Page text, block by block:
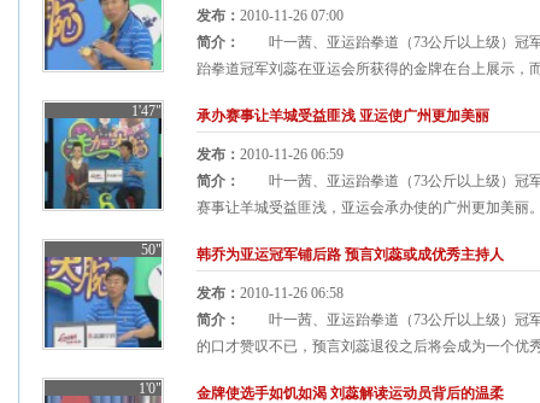
发布： 2010-11-26 07:00
简介：
叶一茜、亚运跆拳道（73公斤以上级）冠
跆拳道冠军刘蕊在亚运会所获得的金牌在台上展示，
1'47" 承办赛事让羊城受益匪浅 亚运使广州更加美丽
发布： 2010-11-26 06:59
简介：
叶一茜、亚运跆拳道（73公斤以上级）冠
赛事让羊城受益匪浅，亚运会承办使的广州更加
50" 韩乔为亚运冠军铺后路 预言刘蕊或成优秀主持人
发布： 2010-11-26 06:58
简介：
叶一茜、亚运跆拳道（73公斤以上级）冠
的口才赞叹不已，预言刘蕊退役之后将会成为一个优
1'0" 金牌使选手如饥如渴 刘蕊解读运动员背后的温柔